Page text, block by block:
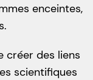
enceintes,
créer des liens
scientifiques